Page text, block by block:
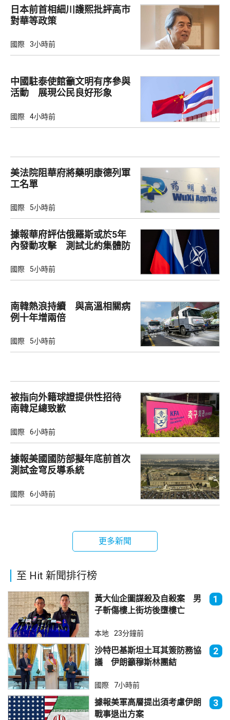
日本前首相細川護熙批評高市
對華等政策
國際 3小時前
中國駐泰使館籲文明有序參與
活動 展現公民良好形象
國際 4小時前
美法院阻華府將藥明康德列軍
工名單
國際 5小時前
據報華府評估俄羅斯或於5年
內發動攻擊 測試北約集體防
國際 5小時前
南韓熱浪持續 與高溫相關病
例十年增兩倍
國際 5小時前
被指向外籍球證提供性招待
南韓足總致歉
國際 6小時前
據報美國國防部擬年底前首次
測試金穹反導系統
國際 6小時前
更多新聞
至 Hit 新聞排行榜
黃大仙企圖謀殺及自殺案 男
子斬傷樓上街坊後墮樓亡
1
本地 23分鐘前
沙特巴基斯坦土耳其簽防務協
議 伊朗籲穆斯林團結
2
國際 7小時前
據報美軍高層提出須考慮伊朗
戰事退出方案
3